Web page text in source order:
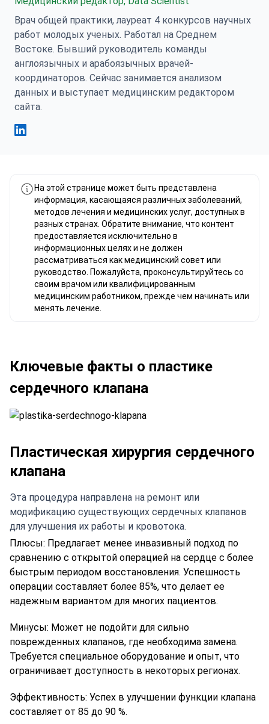
Врач общей практики, лауреат 4 конкурсов научных
работ молодых ученых. Работал на Среднем
Востоке. Бывший руководитель команды
англоязычных и арабоязычных врачей-
координаторов. Сейчас занимается анализом
данных и выступает медицинским редактором
сайта.
На этой странице может быть представлена
информация, касающаяся различных заболеваний,
методов лечения и медицинских услуг, доступных в
разных странах. Обратите внимание, что контент
предоставляется исключительно в
информационных целях и не должен
рассматриваться как медицинский совет или
руководство. Пожалуйста, проконсультируйтесь со
своим врачом или квалифицированным
медицинским работником, прежде чем начинать или
менять лечение.
Ключевые факты о пластике
сердечного клапана
Пластическая хирургия сердечного
клапана
Эта процедура направлена на ремонт или
модификацию существующих сердечных клапанов
для улучшения их работы и кровотока.
Плюсы: Предлагает менее инвазивный подход по
сравнению с открытой операцией на сердце с более
быстрым периодом восстановления. Успешность
операции составляет более 85%, что делает ее
надежным вариантом для многих пациентов.
Минусы: Может не подойти для сильно
поврежденных клапанов, где необходима замена.
Требуется специальное оборудование и опыт, что
ограничивает доступность в некоторых регионах.
Эффективность: Успех в улучшении функции клапана
составляет от 85 до 90 %.